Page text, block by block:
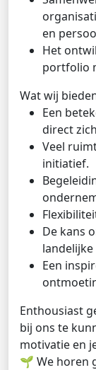
en
Het
portfolio
Wat wij
Een
direct
Veel
initiatief.
De kans
Een
Enthousiast
bij ons te
motivatie en
🌱 We horen